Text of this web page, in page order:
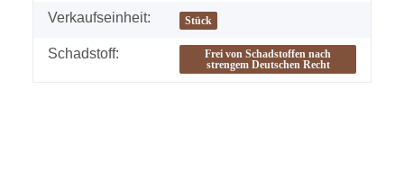
Verkaufseinheit: Stück
Schadstoff:
Frei von Schadstoffen nach
strengem Deutschen Recht